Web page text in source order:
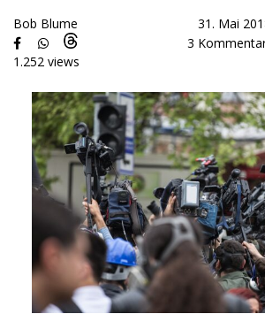
Bob Blume
31. Mai
3
1.252 views